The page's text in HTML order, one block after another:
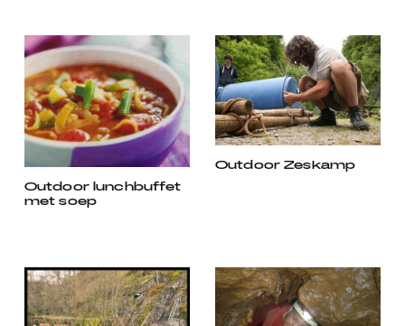
Outdoor lunchbuffet
met soep
Outdoor Zeskamp